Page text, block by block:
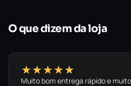
O que dizem da loja
★★★★★
Muito bom entrega rápido e